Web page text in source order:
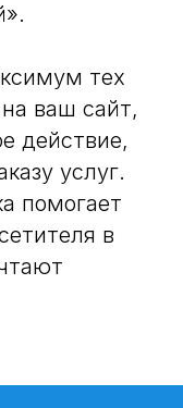
тех
ваш сайт,
действие,
услуг.
помогает
в